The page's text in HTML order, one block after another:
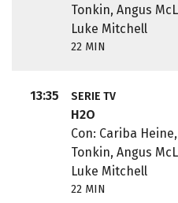
Tonkin, Angus
Luke Mitchell
22 MIN
13:35 SERIE TV
H2O
Con: Cariba
Tonkin, Angus
Luke Mitchell
22 MIN